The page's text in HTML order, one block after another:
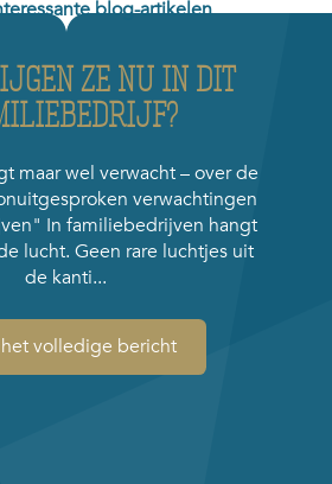
blog-artikelen
ZE NU IN DIT
maar wel verwacht – over de
verwachtingen
In familiebedrijven hangt
lucht. Geen rare luchtjes uit
de kanti...
het volledige bericht